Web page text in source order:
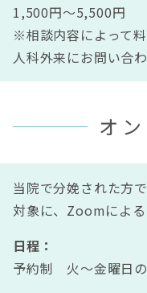
1,500円～5,500円
※相談内容によって
人科外来にお問い合
オ
当院で分娩された方
対象に、Zoomによる
日程：
予約制 火～金曜日